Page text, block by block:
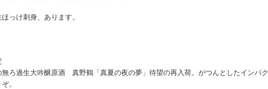
っけ刺身、あります。
無ろ過生大吟醸原酒 真野鶴「真夏の夜の夢」待望の再入荷。がつんとしたインパク
。